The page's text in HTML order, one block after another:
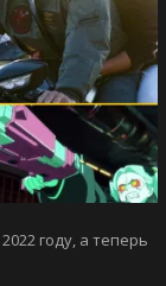
году, а теперь